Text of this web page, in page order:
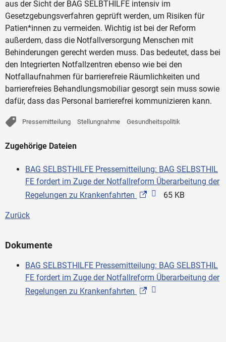
aus der Sicht der BAG SELBTHILFE intensiv im
Gesetzgebungsverfahren geprüft werden, um Risiken für
Patien*innen zu vermeiden. Wichtig ist bei der Reform
außerdem, dass die Notfallversorgung Menschen mit
Behinderungen gerecht werden muss. Das bedeutet, dass bei
den Integrierten Notfallzentren ebenso wie bei den
Notfallaufnahmen für barrierefreie Räumlichkeiten und
barrierefreies Behandlungsmobiliar gesorgt sein muss sowie
dafür, dass das Personal barrierefrei kommunizieren kann.
Pressemitteilung Stellungnahme Gesundheitspolitik
Zugehörige Dateien
BAG SELBSTHILFE Pressemitteilung: BAG SELBSTHIL
FE fordert im Zuge der Notfallreform Überarbeitung der
Regelungen zu Krankenfahrten
65 KB
Zurück
Dokumente
BAG SELBSTHILFE Pressemitteilung: BAG SELBSTHIL
FE fordert im Zuge der Notfallreform Überarbeitung der
Regelungen zu Krankenfahrten